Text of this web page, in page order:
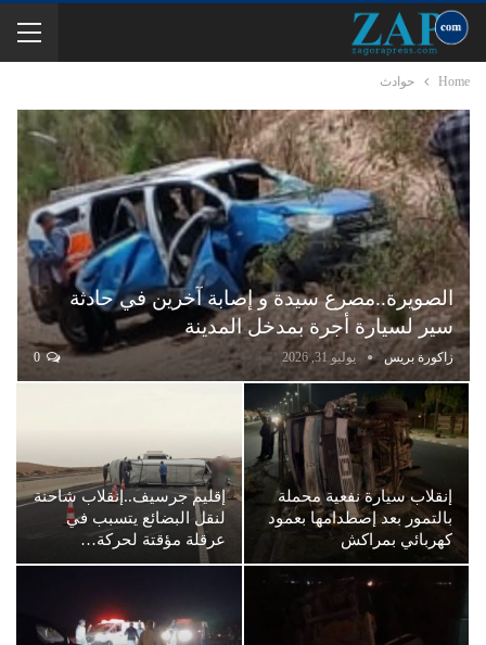
Home حوادث
الصويرة..مصرع سيدة و إصابة آخرين في حادثة
سير لسيارة أجرة بمدخل المدينة
زاكورة بريس يوليو 31, 2026
إنقلاب سيارة نفعية محملة
بالتمور بعد إصطدامها بعمود
كهربائي بمراكش
إقليم جرسيف..إنقلاب شاحنة
لنقل البضائع يتسبب في
عرقلة مؤقتة لحركة…